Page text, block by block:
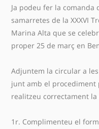
Ja podeu fer la comanda
samarretes de la XXXVI
Marina Alta que se
proper 25 de març en
Adjuntem la circular a
junt amb el procediment
realitzeu correctament la
1r. Complimenteu el